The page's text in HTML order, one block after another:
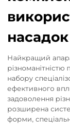
насадок
Найкращий
набору
ефективного
задоволення
розширена
форми,